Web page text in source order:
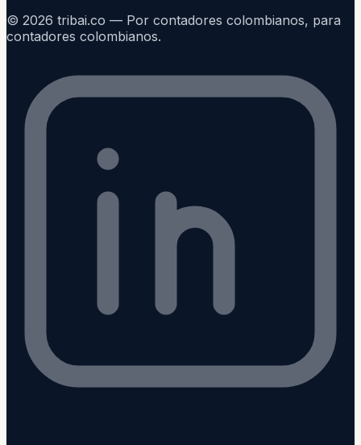
© 2026 tribai.co — Por contadores colombianos, para
contadores colombianos.